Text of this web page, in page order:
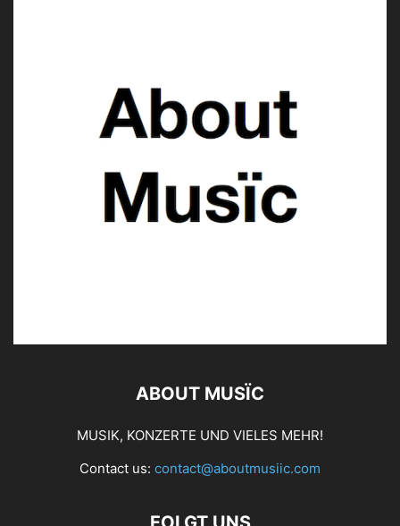
ABOUT MUSÏC
MUSIK, KONZERTE UND VIELES MEHR!
Contact us: contact@aboutmusiic.com